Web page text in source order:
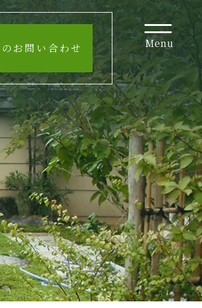
お問い合わせ Menu